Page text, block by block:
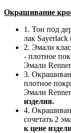
Окрашивание
1. Тон под
лак Sayerlack
2. Эмали
- плотное
Эмали
3.
плотное
Эмали
изделия.
4.
сочетать 2
к цене